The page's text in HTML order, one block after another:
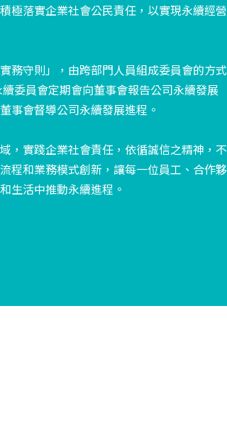
極落實企業社會公民責任，以實現永續經營
務守則」，由跨部門人員組成委員會的方式
委員會定期會向董事會報告公司永續發展
事會督導公司永續發展進程。
，實踐企業社會責任，依循誠信之精神，不
程和業務模式創新，讓每一位員工、合作夥
生活中推動永續進程。